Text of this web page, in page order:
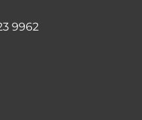
9962